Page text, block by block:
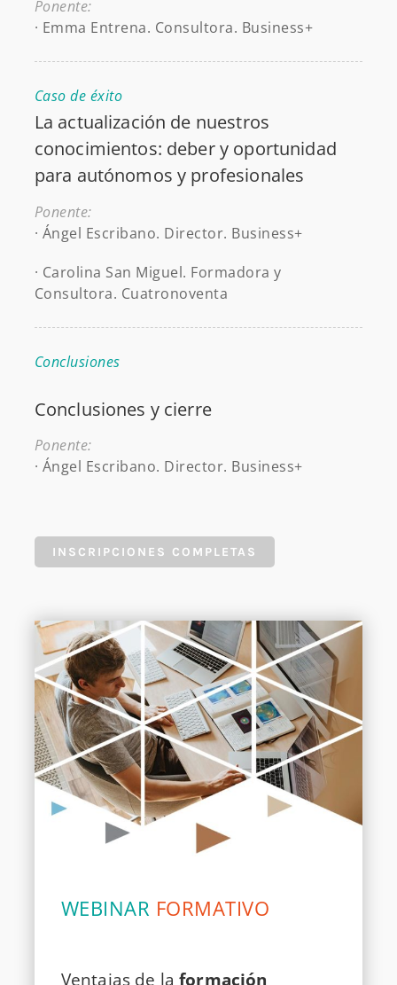
Ponente:
· Emma Entrena. Consultora. Business+
Caso de éxito
La actualización de nuestros
conocimientos: deber y oportunidad
para autónomos y profesionales
Ponente:
· Ángel Escribano. Director. Business+
· Carolina San Miguel. Formadora y
Consultora. Cuatronoventa
Conclusiones
Conclusiones y cierre
Ponente:
· Ángel Escribano. Director. Business+
INSCRIPCIONES COMPLETAS
WEBINAR FORMATIVO
Ventajas de la formación